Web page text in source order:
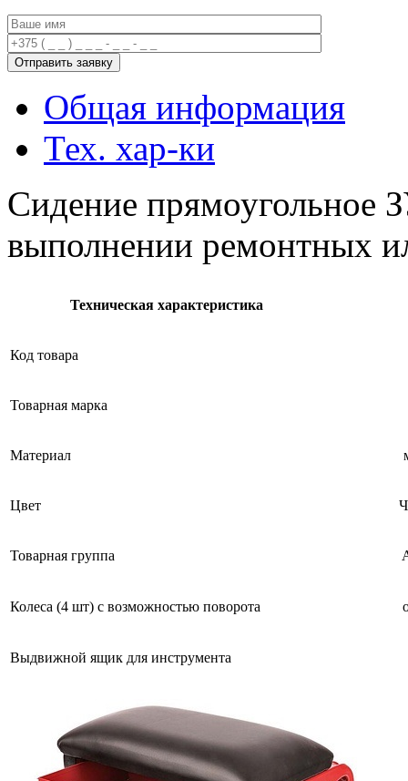
Общая информация
Тех. хар-ки
Сидение прямоугольное
выполнении ремонтных
Техническая характеристика
Код товара
Товарная марка
Материал
Цвет
Товарная группа
Колеса (4 шт) с возможностью поворота
Выдвижной ящик для инструмента